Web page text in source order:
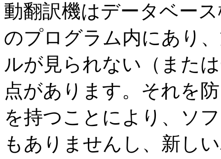
動翻訳機はデータベー
のプログラム内にあり
ルが見られない（また
点があります。それを
を持つことにより、ソ
もありませんし、新し